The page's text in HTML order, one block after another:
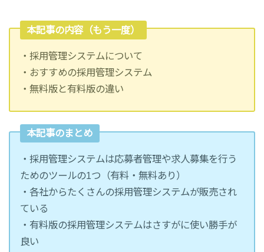
本記事の内容（もう一度）
・採用管理システムについて
・おすすめの採用管理システム
・無料版と有料版の違い
本記事のまとめ
・採用管理システムは応募者管理や求人募集を行う
ためのツールの1つ（有料・無料あり）
・各社からたくさんの採用管理システムが販売され
ている
・有料版の採用管理システムはさすがに使い勝手が
良い